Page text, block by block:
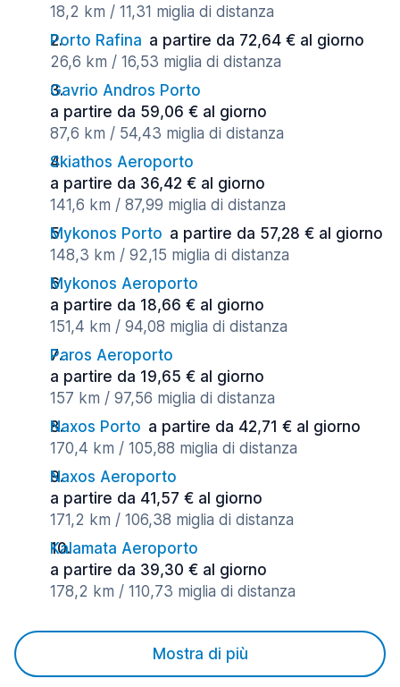
18,2 km / 11,31 miglia di distanza
Porto Rafina a partire da 72,64 € al giorno
26,6 km / 16,53 miglia di distanza
Gavrio Andros Porto
a partire da 59,06 € al giorno
87,6 km / 54,43 miglia di distanza
Skiathos Aeroporto
a partire da 36,42 € al giorno
141,6 km / 87,99 miglia di distanza
Mykonos Porto a partire da 57,28 € al giorno
148,3 km / 92,15 miglia di distanza
Mykonos Aeroporto
a partire da 18,66 € al giorno
151,4 km / 94,08 miglia di distanza
Paros Aeroporto
a partire da 19,65 € al giorno
157 km / 97,56 miglia di distanza
Naxos Porto a partire da 42,71 € al giorno
170,4 km / 105,88 miglia di distanza
Naxos Aeroporto
a partire da 41,57 € al giorno
171,2 km / 106,38 miglia di distanza
Kalamata Aeroporto
a partire da 39,30 € al giorno
178,2 km / 110,73 miglia di distanza
Mostra di più